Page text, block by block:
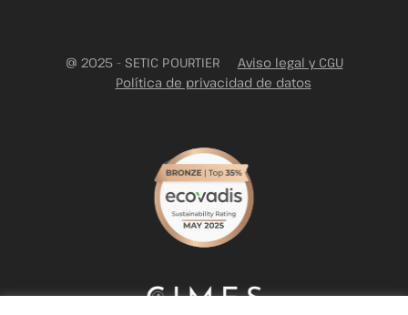
@ 2025 - SETIC POURTIER
Aviso legal y CGU
Política de privacidad de datos